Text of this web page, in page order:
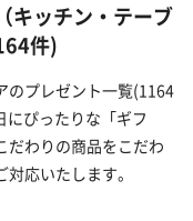
キッチン・テーブ
件)
のプレゼント一覧(1164
ぴったりな「ギフ
だわりの商品をこだわ
応いたします。